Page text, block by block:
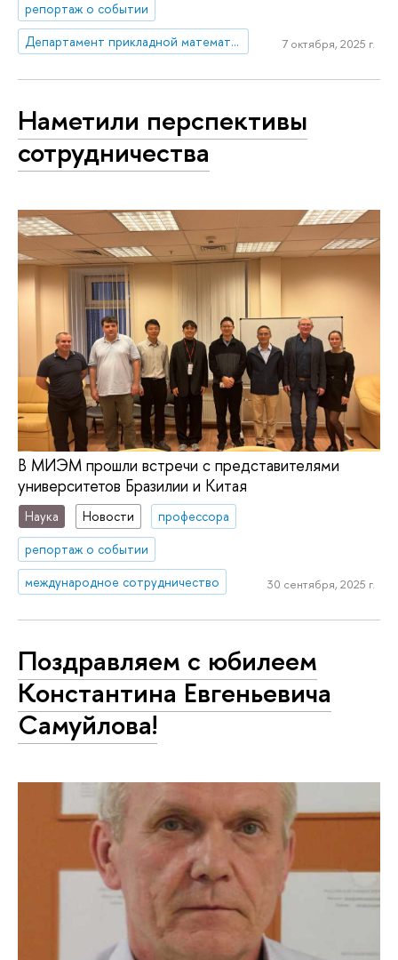
репортаж о событии
Департамент прикладной математики
7 октября, 2025 г.
Наметили перспективы
сотрудничества
В МИЭМ прошли встречи с представителями
университетов Бразилии и Китая
Наука Новости
профессора
репортаж о событии
международное сотрудничество
30 сентября, 2025 г.
Поздравляем с юбилеем
Константина Евгеньевича
Cамуйлова!